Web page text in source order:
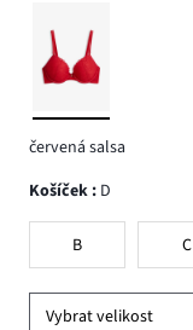
červená salsa
Košíček : D
B C
Vybrat velikost